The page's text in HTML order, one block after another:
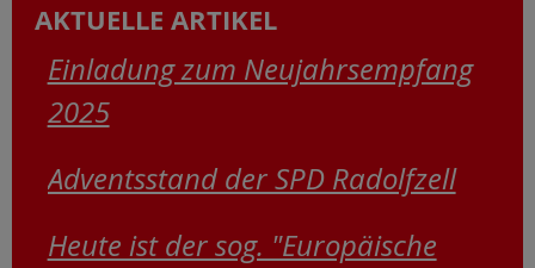
AKTUELLE ARTIKEL
Einladung zum Neujahrsempfang
2025
Adventsstand der SPD Radolfzell
Heute ist der sog. "Europäische